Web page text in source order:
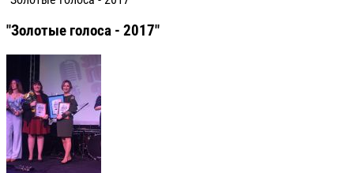
"Золотые голоса - 2017"